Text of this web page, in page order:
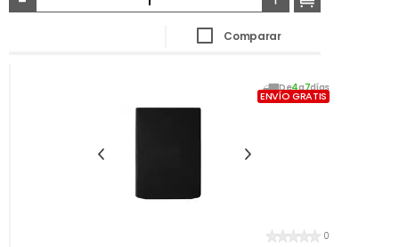
Comparar
De4a7días
ENVÍO GRATIS
0